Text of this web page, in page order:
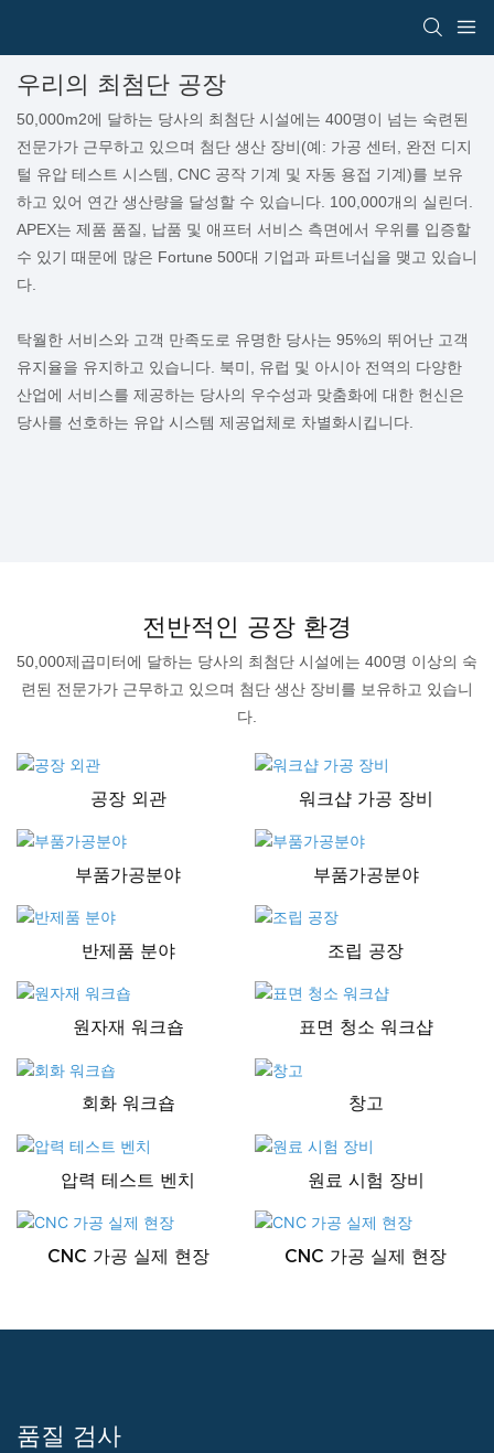
우리의 최첨단 공장
50,000m2에 달하는 당사의 최첨단 시설에는 400명이 넘는 숙련된
전문가가 근무하고 있으며 첨단 생산 장비(예: 가공 센터, 완전 디지
털 유압 테스트 시스템, CNC 공작 기계 및 자동 용접 기계)를 보유
하고 있어 연간 생산량을 달성할 수 있습니다. 100,000개의 실린더.
APEX는 제품 품질, 납품 및 애프터 서비스 측면에서 우위를 입증할
수 있기 때문에 많은 Fortune 500대 기업과 파트너십을 맺고 있습니
다.
탁월한 서비스와 고객 만족도로 유명한 당사는 95%의 뛰어난 고객
유지율을 유지하고 있습니다. 북미, 유럽 및 아시아 전역의 다양한
산업에 서비스를 제공하는 당사의 우수성과 맞춤화에 대한 헌신은
당사를 선호하는 유압 시스템 제공업체로 차별화시킵니다.
전반적인 공장 환경
50,000제곱미터에 달하는 당사의 최첨단 시설에는 400명 이상의 숙
련된 전문가가 근무하고 있으며 첨단 생산 장비를 보유하고 있습니
다.
공장 외관 워크샵 가공 장비
부품가공분야 부품가공분야
반제품 분야 조립 공장
원자재 워크숍 표면 청소 워크샵
회화 워크숍 창고
압력 테스트 벤치 원료 시험 장비
CNC 가공 실제 현장 CNC 가공 실제 현장